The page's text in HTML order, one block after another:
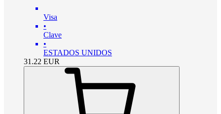
Visa
•
Clave
•
ESTADOS UNIDOS
31.22 EUR